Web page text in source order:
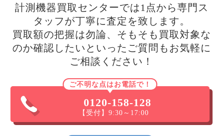
計測機器買取センターでは1点から専門ス
タッフが丁寧に査定を致します。
買取額の把握は勿論、そもそも買取対象な
のか確認したいといったご質問もお気軽に
ご相談ください！
ご不明な点はお電話で！
0120-158-128
【受付】9:30～17:00